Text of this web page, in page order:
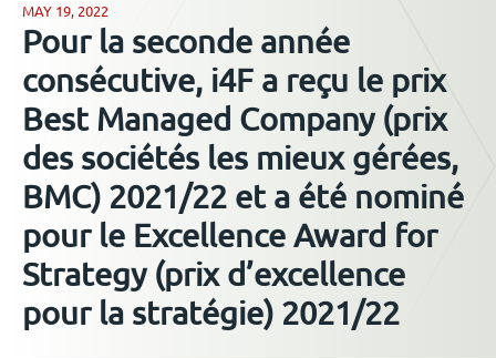
A propos d’i4F
Détenteurs d’une licence
Ressources
Actualités
MAY 19, 2022
Pour la seconde année
consécutive, i4F a reçu le prix
Best Managed Company (prix
des sociétés les mieux gérées,
BMC) 2021/22 et a été nominé
pour le Excellence Award for
Strategy (prix d’excellence
pour la stratégie) 2021/22